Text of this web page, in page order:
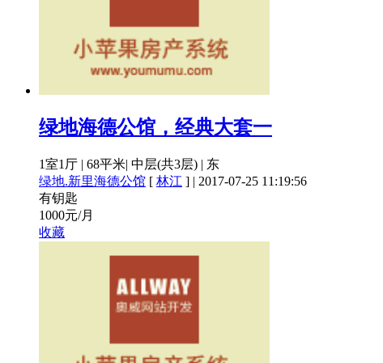
绿地海德公馆，经典大套一
1室1厅 | 68平米| 中层(共3层) | 东
绿地.新里海德公馆 [ 林江 ] | 2017-07-25 11:19:56
有钥匙
1000元/月
收藏